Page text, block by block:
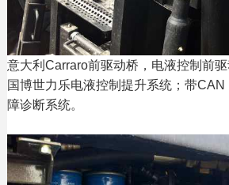
意大利Carraro前驱动桥，电液控制前
国博世力乐电液控制提升系统；带
障诊断系统。